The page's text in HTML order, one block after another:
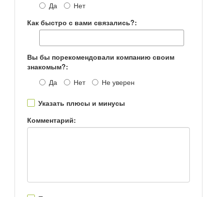
Да
Нет
Как быстро с вами связались?:
Вы бы порекомендовали компанию своим
знакомым?:
Да
Нет Не уверен
Указать плюсы и минусы
Комментарий: